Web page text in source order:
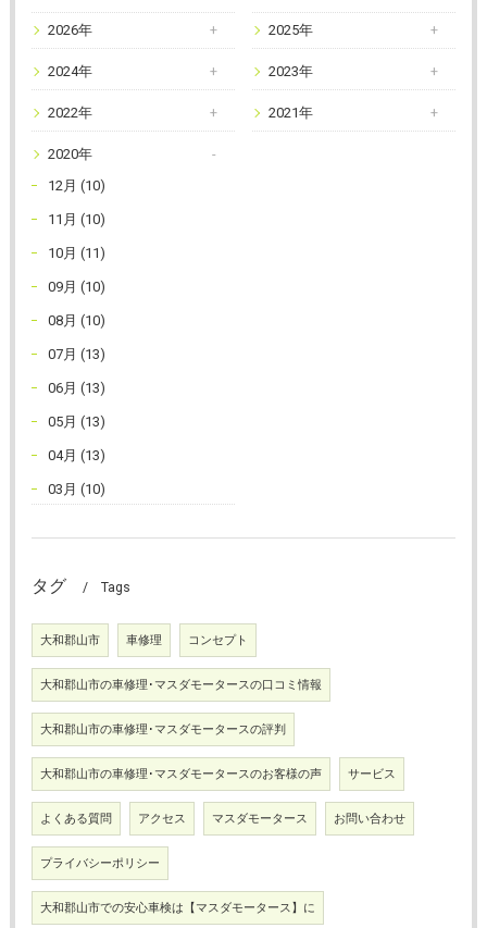
2026年 2025年
2024年 2023年
2022年 2021年
2020年
12月 (10)
11月 (10)
10月 (11)
09月 (10)
08月 (10)
07月 (13)
06月 (13)
05月 (13)
04月 (13)
03月 (10)
タグ Tags
大和郡山市 車修理 コンセプト
大和郡山市の車修理･マスダモータースの口コミ情報
大和郡山市の車修理･マスダモータースの評判
大和郡山市の車修理･マスダモータースのお客様の声 サービス
よくある質問 アクセス マスダモータース お問い合わせ
プライバシーポリシー
大和郡山市での安心車検は【マスダモータース】に